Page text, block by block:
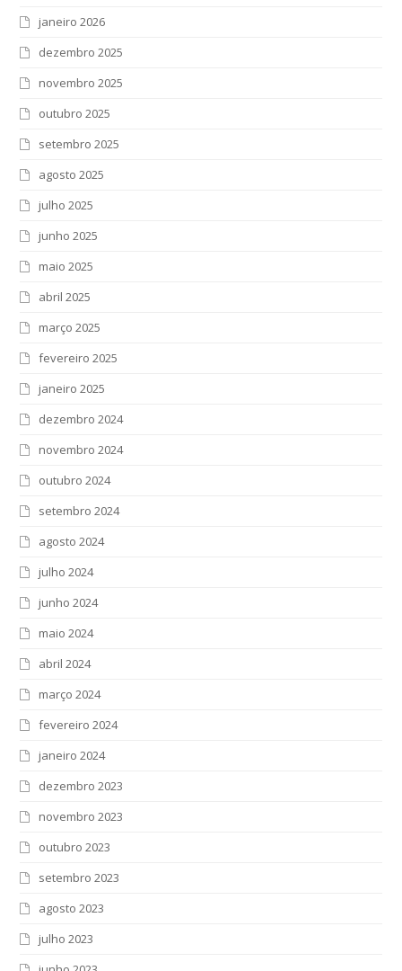
janeiro 2026
dezembro 2025
novembro 2025
outubro 2025
setembro 2025
agosto 2025
julho 2025
junho 2025
maio 2025
abril 2025
março 2025
fevereiro 2025
janeiro 2025
dezembro 2024
novembro 2024
outubro 2024
setembro 2024
agosto 2024
julho 2024
junho 2024
maio 2024
abril 2024
março 2024
fevereiro 2024
janeiro 2024
dezembro 2023
novembro 2023
outubro 2023
setembro 2023
agosto 2023
julho 2023